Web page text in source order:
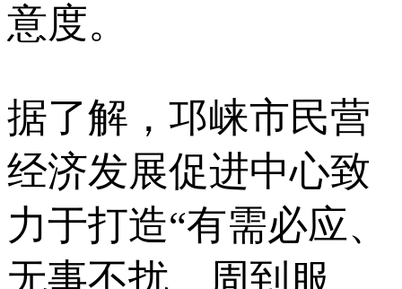
意度。
据了解，邛崃市民营
经济发展促进中心致
力于打造“有需必应、
无事不扰、周到服